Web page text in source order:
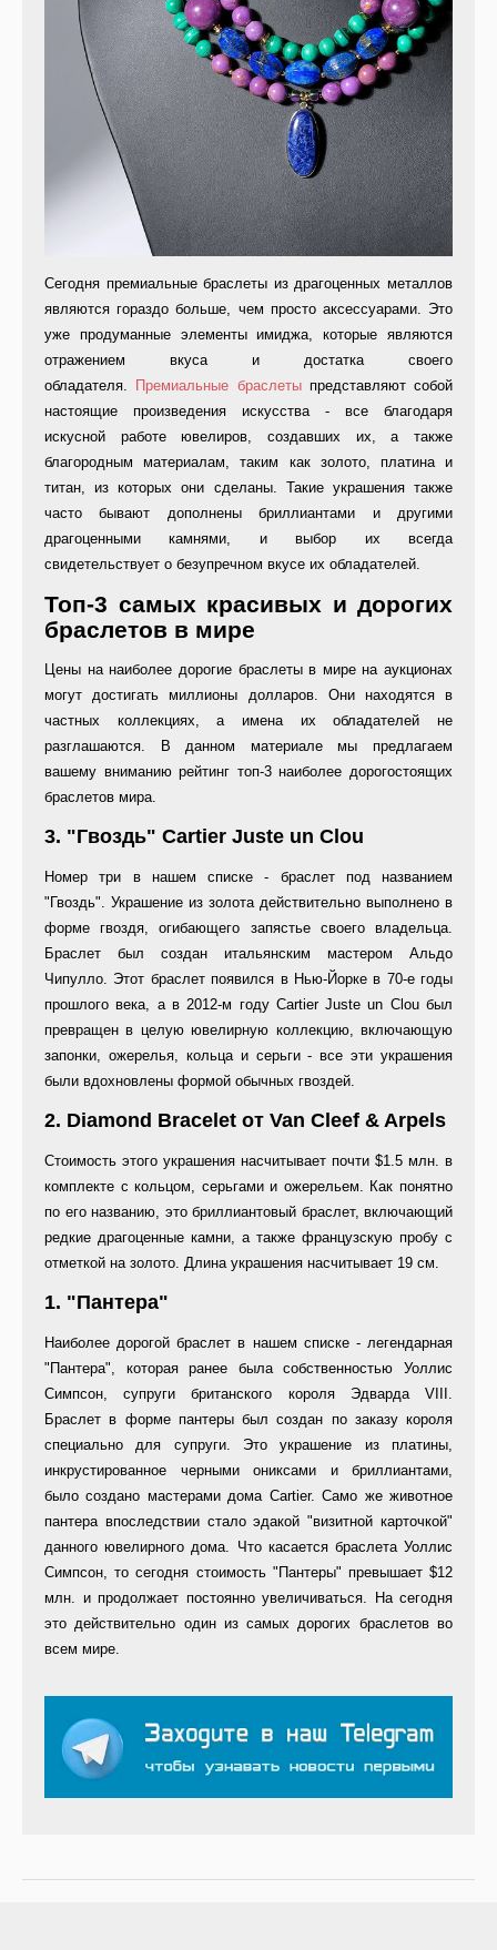
Сегодня премиальные браслеты из драгоценных металлов
являются гораздо больше, чем просто аксессуарами. Это
уже продуманные элементы имиджа, которые являются
отражением вкуса и достатка своего
обладателя.
Премиальные браслетыпредставляют собой
настоящие произведения искусства - все благодаря
искусной работе ювелиров, создавших их, а также
благородным материалам, таким как золото, платина и
титан, из которых они сделаны. Такие украшения также
часто бывают дополнены бриллиантами и другими
драгоценными камнями, и выбор их всегда
свидетельствует о безупречном вкусе их обладателей.
Топ-3 самых красивых и дорогих
браслетов в мире
Цены на наиболее дорогие браслеты в мире на аукционах
могут достигать миллионы долларов. Они находятся в
частных коллекциях, а имена их обладателей не
разглашаются. В данном материале мы предлагаем
вашему вниманию рейтинг топ-3 наиболее дорогостоящих
браслетов мира.
3. "Гвоздь" Cartier Juste un Clou
Номер три в нашем списке - браслет под названием
"Гвоздь". Украшение из золота действительно выполнено в
форме гвоздя, огибающего запястье своего владельца.
Браслет был создан итальянским мастером Альдо
Чипулло. Этот браслет появился в Нью-Йорке в 70-е годы
прошлого века, а в 2012-м году Cartier Juste un Clou был
превращен в целую ювелирную коллекцию, включающую
запонки, ожерелья, кольца и серьги - все эти украшения
были вдохновлены формой обычных гвоздей.
2. Diamond Bracelet от Van Cleef & Arpels
Стоимость этого украшения насчитывает почти $1.5 млн. в
комплекте с кольцом, серьгами и ожерельем. Как понятно
по его названию, это бриллиантовый браслет, включающий
редкие драгоценные камни, а также французскую пробу с
отметкой на золото. Длина украшения насчитывает 19 см.
1. "Пантера"
Наиболее дорогой браслет в нашем списке - легендарная
"Пантера", которая ранее была собственностью Уоллис
Симпсон, супруги британского короля Эдварда VIII.
Браслет в форме пантеры был создан по заказу короля
специально для супруги. Это украшение из платины,
инкрустированное черными ониксами и бриллиантами,
было создано мастерами дома Cartier. Само же животное
пантера впоследствии стало эдакой "визитной карточкой"
данного ювелирного дома. Что касается браслета Уоллис
Симпсон, то сегодня стоимость "Пантеры" превышает $12
млн. и продолжает постоянно увеличиваться. На сегодня
это действительно один из самых дорогих браслетов во
всем мире.